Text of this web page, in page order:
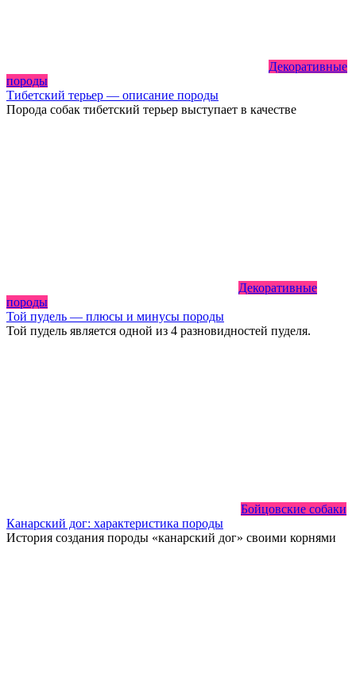
Декоративные
породы
Тибетский терьер — описание породы
Порода собак тибетский терьер выступает в качестве
Декоративные
породы
Той пудель — плюсы и минусы породы
Той пудель является одной из 4 разновидностей пуделя.
Бойцовские собаки
Канарский дог: характеристика породы
История создания породы «канарский дог» своими корнями